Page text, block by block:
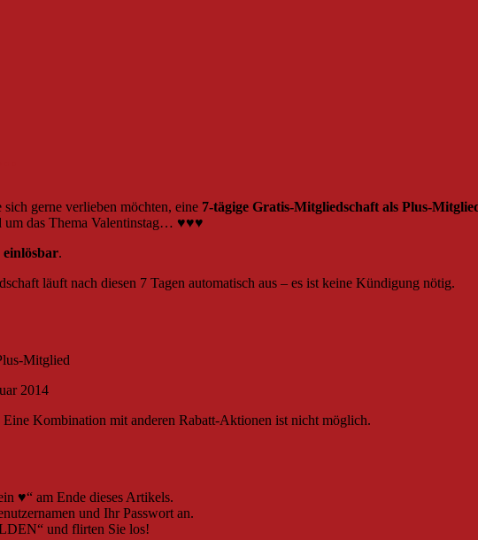
gerne verlieben möchten, eine 7-tägige Gratis-Mitgliedschaft als Plus-
um das Thema Valentinstag… ♥♥♥
einlösbar.
läuft nach diesen 7 Tagen automatisch aus – es ist keine Kündigung nötig.
Mitglied
2014
Eine Kombination mit anderen Rabatt-Aktionen ist nicht möglich.
♥“ am Ende dieses Artikels.
und Ihr Passwort an.
und flirten Sie los!